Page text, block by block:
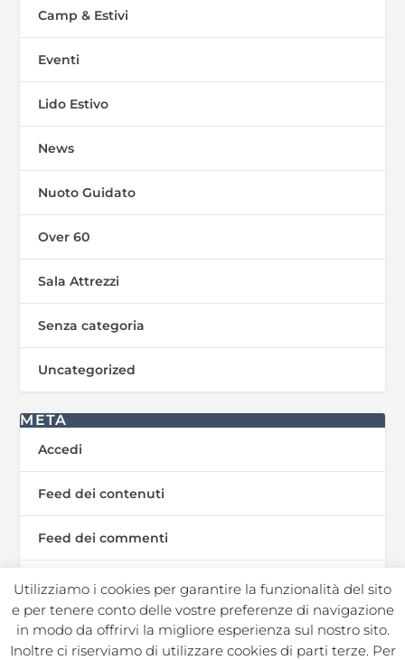
Camp & Estivi
Eventi
Lido Estivo
News
Nuoto Guidato
Over 60
Sala Attrezzi
Senza categoria
Uncategorized
META
Accedi
Feed dei contenuti
Feed dei commenti
WordPress.org
Utilizziamo i cookies per garantire la funzionalità del sito
e per tenere conto delle vostre preferenze di navigazione
in modo da offrirvi la migliore esperienza sul nostro sito.
Inoltre ci riserviamo di utilizzare cookies di parti terze. Per